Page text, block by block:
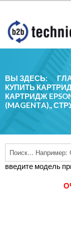
ВЫ ЗДЕСЬ:
КУПИТЬ
КАРТРИДЖ
(MAGENTA),,
введите модель